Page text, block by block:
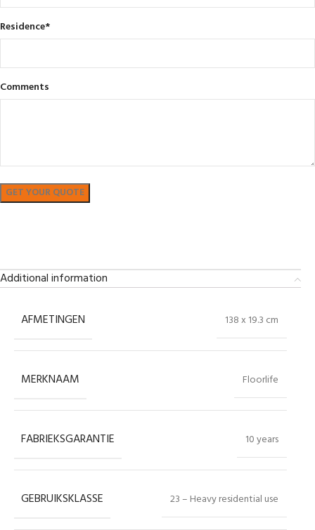
Residence*
Comments
Additional information
AFMETINGEN 138 x 19.3 cm
MERKNAAM Floorlife
FABRIEKSGARANTIE 10 years
GEBRUIKSKLASSE 23 – Heavy residential use